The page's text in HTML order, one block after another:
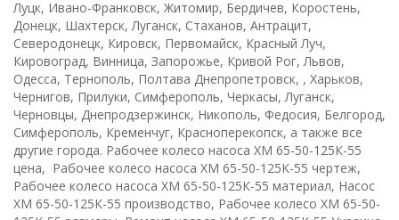
Луцк, Ивано-Франковск, Житомир, Бердичев, Коростень,
Донецк, Шахтерск, Луганск, Стаханов, Антрацит,
Северодонецк, Кировск, Первомайск, Красный Луч,
Кировоград, Винница, Запорожье, Кривой Рог, Львов,
Одесса, Тернополь, Полтава Днепропетровск, , Харьков,
Чернигов, Прилуки, Симферополь, Черкасы, Луганск,
Черновцы, Днепродзержинск, Никополь, Федосия, Белгород,
Симферополь, Кременчуг, Красноперекопск, а также все
другие города. Рабочее колесо насоса ХМ 65-50-125К-55
цена, Рабочее колесо насоса ХМ 65-50-125К-55 чертеж,
Рабочее колесо насоса ХМ 65-50-125К-55 материал, Насос
ХМ 65-50-125К-55 производство, Рабочее колесо ХМ 65-50-